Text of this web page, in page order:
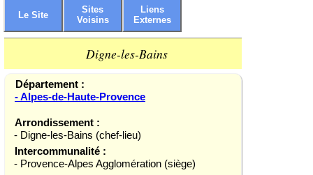
Le Site
Sites
Voisins
Liens
Externes
Digne-les-Bains
Département :
- Alpes-de-Haute-Provence
Arrondissement :
- Digne-les-Bains (chef-lieu)
Intercommunalité :
- Provence-Alpes Agglomération (siège)